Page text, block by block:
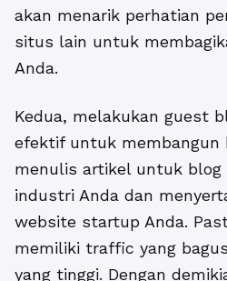
akan menarik perhatian
situs lain untuk
Anda.
Kedua, melakukan guest
efektif untuk membangun
menulis artikel untuk blog
industri Anda dan
website startup Anda.
memiliki traffic yang
yang tinggi. Dengan